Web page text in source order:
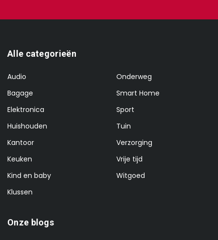
Alle categorieën
Audio
Bagage
Elektronica
Huishouden
Kantoor
Keuken
Kind en baby
Klussen
Onderweg
Smart Home
Sport
Tuin
Verzorging
Vrije tijd
Witgoed
Onze blogs